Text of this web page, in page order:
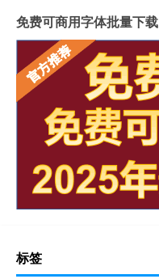
免费可商用字体批量下载
标签